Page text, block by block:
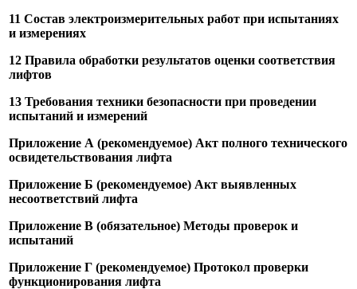
11 Состав электроизмерительных работ при испытаниях
и измерениях
12 Правила обработки результатов оценки соответствия
лифтов
13 Требования техники безопасности при проведении
испытаний и измерений
Приложение А (рекомендуемое) Акт полного технического
освидетельствования лифта
Приложение Б (рекомендуемое) Акт выявленных
несоответствий лифта
Приложение В (обязательное) Методы проверок и
испытаний
Приложение Г (рекомендуемое) Протокол проверки
функционирования лифта